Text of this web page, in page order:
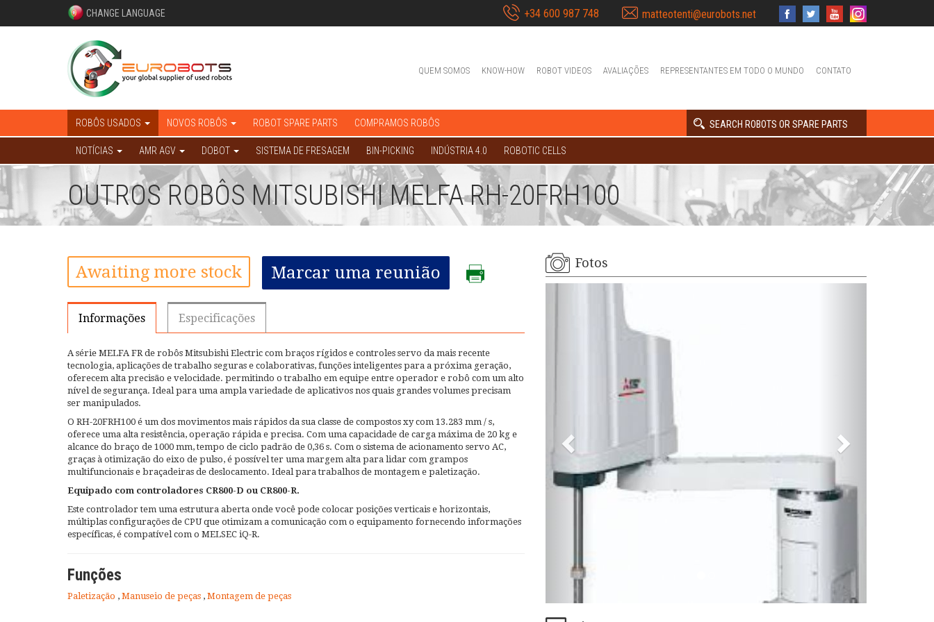
CHANGE LANGUAGE +34 600 987 748 matteotenti@eurobots.net
QUEM SOMOS KNOW-HOW ROBOT VIDEOS AVALIAÇÕES REPRESENTANTES EM TODO O MUNDO CONTATO
ROBÔS USADOS NOVOS ROBÔS ROBOT SPARE PARTS COMPRAMOS ROBÔS SEARCH ROBOTS OR SPARE PARTS
NOTÍCIAS AMR AGV DOBOT SISTEMA DE FRESAGEM BIN-PICKING INDÚSTRIA 4.0 ROBOTIC CELLS
OUTROS ROBÔS MITSUBISHI MELFA RH-20FRH100
Awaiting more stock Marcar uma reunião
Informações Especificações
A série MELFA FR de robôs Mitsubishi Electric com braços rígidos e controles servo da mais recente
tecnologia, aplicações de trabalho seguras e colaborativas, funções inteligentes para a próxima geração,
oferecem alta precisão e velocidade. permitindo o trabalho em equipe entre operador e robô com um alto
nível de segurança. Ideal para uma ampla variedade de aplicativos nos quais grandes volumes precisam
ser manipulados.
O RH-20FRH100 é um dos movimentos mais rápidos da sua classe de compostos xy com 13.283 mm / s,
oferece uma alta resistência, operação rápida e precisa. Com uma capacidade de carga máxima de 20 kg e
alcance do braço de 1000 mm, tempo de ciclo padrão de 0,36 s. Com o sistema de acionamento servo AC,
graças à otimização do eixo de pulso, é possível ter uma margem alta para lidar com grampos
multifuncionais e braçadeiras de deslocamento. Ideal para trabalhos de montagem e paletização.
Equipado com controladores CR800-D ou CR800-R.
Este controlador tem uma estrutura aberta onde você pode colocar posições verticais e horizontais,
múltiplas configurações de CPU que otimizam a comunicação com o equipamento fornecendo informações
específicas, é compatível com o MELSEC iQ-R.
Funções
Paletização , Manuseio de peças , Montagem de peças
Fotos